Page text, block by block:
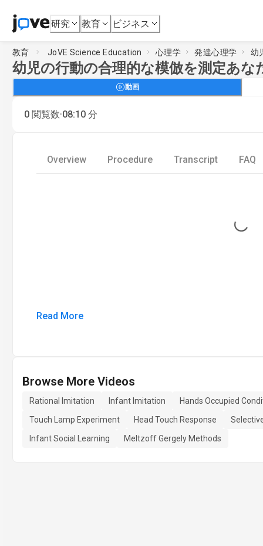
研究 教育 ビジネス
教育 JoVE Science Education 心理学 発達心理学 幼
幼児の行動の合理的な模倣を測定あな
動画
0 閲覧数·08:10 分
Overview Procedure Transcript FAQ
Loading...
Read More
Browse More Videos
Rational Imitation Infant Imitation
Hands Occupied
Touch Lamp Experiment
Head Touch Response
Infant Social Learning
Meltzoff Gergely Methods